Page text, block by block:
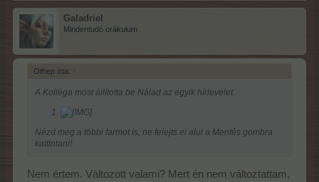
Galadriel
Mindentudó orákulum
Othep írta: ↑
A Kolléga most állította be Nálad az egyik hírlevelet.
Nézd meg a többi farmot is, ne felejts el alul a Mentés gombra
kattintani!
Nem értem. Változott valami? Mert én nem változtattam,